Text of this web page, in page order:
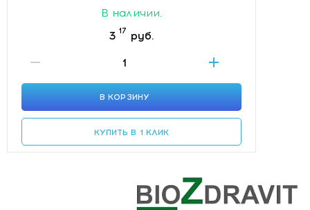
В наличии.
3 17 руб.
В КОРЗИНУ
КУПИТЬ В 1 КЛИК